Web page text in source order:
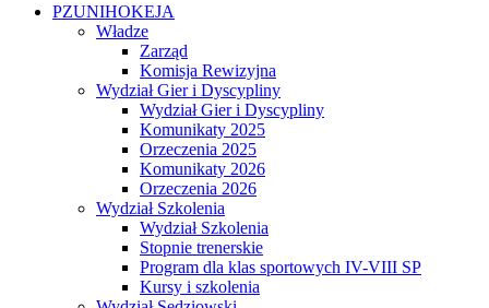
PZUNIHOKEJA
Władze
Zarząd
Komisja Rewizyjna
Wydział Gier i Dyscypliny
Wydział Gier i Dyscypliny
Komunikaty 2025
Orzeczenia 2025
Komunikaty 2026
Orzeczenia 2026
Wydział Szkolenia
Wydział Szkolenia
Stopnie trenerskie
Program dla klas sportowych IV-VIII SP
Kursy i szkolenia